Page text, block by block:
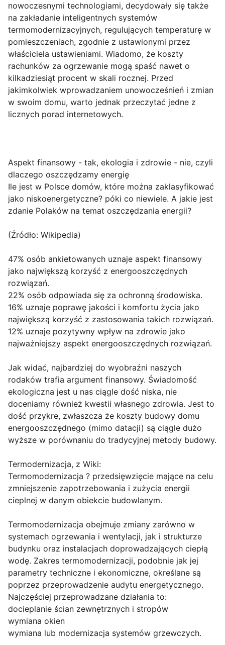
nowoczesnymi technologiami, decydowały się także
na zakładanie inteligentnych systemów
termomodernizacyjnych, regulujących temperaturę w
pomieszczeniach, zgodnie z ustawionymi przez
właściciela ustawieniami. Wiadomo, że koszty
rachunków za ogrzewanie mogą spaść nawet o
kilkadziesiąt procent w skali rocznej. Przed
jakimkolwiek wprowadzaniem unowocześnień i zmian
w swoim domu, warto jednak przeczytać jedne z
licznych porad internetowych.
Aspekt finansowy - tak, ekologia i zdrowie - nie, czyli
dlaczego oszczędzamy energię
Ile jest w Polsce domów, które można zaklasyfikować
jako niskoenergetyczne? póki co niewiele. A jakie jest
zdanie Polaków na temat oszczędzania energii?
(Źródło: Wikipedia)
47% osób ankietowanych uznaje aspekt finansowy
jako największą korzyść z energooszczędnych
rozwiązań.
22% osób odpowiada się za ochronną środowiska.
16% uznaje poprawę jakości i komfortu życia jako
największą korzyść z zastosowania takich rozwiązań.
12% uznaje pozytywny wpływ na zdrowie jako
najważniejszy aspekt energooszczędnych rozwiązań.
Jak widać, najbardziej do wyobraźni naszych
rodaków trafia argument finansowy. Świadomość
ekologiczna jest u nas ciągle dość niska, nie
doceniamy również kwestii własnego zdrowia. Jest to
dość przykre, zwłaszcza że koszty budowy domu
energooszczędnego (mimo datacji) są ciągle dużo
wyższe w porównaniu do tradycyjnej metody budowy.
Termodernizacja, z Wiki:
Termomodernizacja ? przedsięwzięcie mające na celu
zmniejszenie zapotrzebowania i zużycia energii
cieplnej w danym obiekcie budowlanym.
Termomodernizacja obejmuje zmiany zarówno w
systemach ogrzewania i wentylacji, jak i strukturze
budynku oraz instalacjach doprowadzających ciepłą
wodę. Zakres termomodernizacji, podobnie jak jej
parametry techniczne i ekonomiczne, określane są
poprzez przeprowadzenie audytu energetycznego.
Najczęściej przeprowadzane działania to:
docieplanie ścian zewnętrznych i stropów
wymiana okien
wymiana lub modernizacja systemów grzewczych.